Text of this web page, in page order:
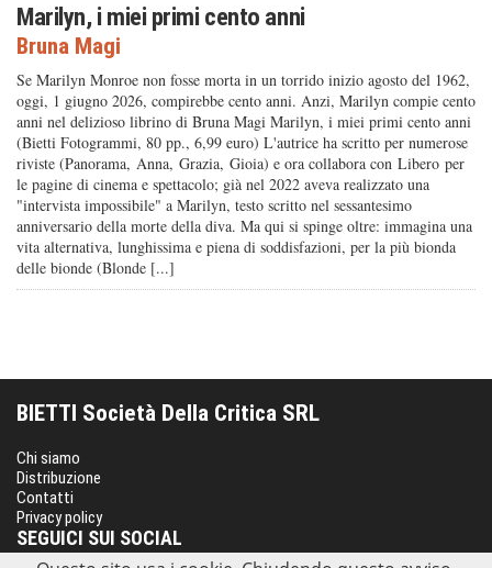
Marilyn, i miei primi cento anni
Bruna Magi
Se Marilyn Monroe non fosse morta in un torrido inizio agosto del 1962,
oggi, 1 giugno 2026, compirebbe cento anni. Anzi, Marilyn compie cento
anni nel delizioso librino di Bruna Magi Marilyn, i miei primi cento anni
(Bietti Fotogrammi, 80 pp., 6,99 euro) L'autrice ha scritto per numerose
riviste (Panorama, Anna, Grazia, Gioia) e ora collabora con Libero per
le pagine di cinema e spettacolo; già nel 2022 aveva realizzato una
"intervista impossibile" a Marilyn, testo scritto nel sessantesimo
anniversario della morte della diva. Ma qui si spinge oltre: immagina una
vita alternativa, lunghissima e piena di soddisfazioni, per la più bionda
delle bionde (Blonde [...]
BIETTI Società Della Critica SRL
Chi siamo
Distribuzione
Contatti
Privacy policy
SEGUICI SUI SOCIAL